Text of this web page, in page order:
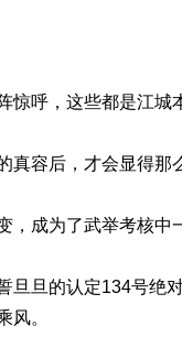
这些都是江城本
，才会显得那么
了武举考核中一
认定134号绝对
风。